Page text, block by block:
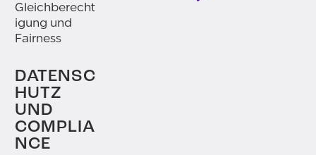
Gleichberecht
igung und
Fairness
DATENSC
HUTZ
UND
COMPLIA
NCE